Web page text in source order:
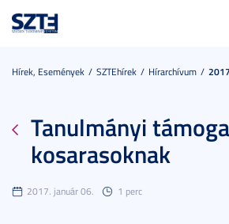
Hírek, Események SZTEhírek Hírarchívum
Tanulmányi
kosarasoknak
2017. január 06. 1 perc